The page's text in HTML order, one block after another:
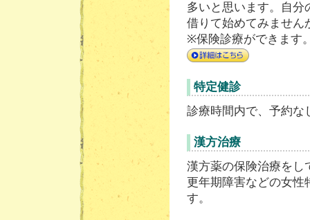
多いと思います。自分
借りて始めてみません
※保険診療ができます
特定健診
診療時間内で、予約な
漢方治療
漢方薬の保険治療をし
更年期障害などの女性
す。